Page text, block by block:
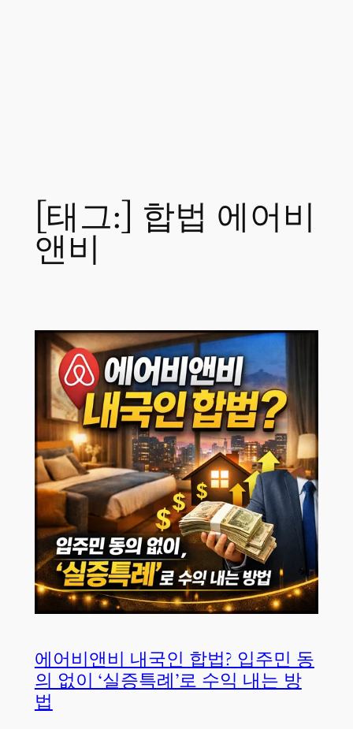
[태그:] 합법 에어비
앤비
에어비앤비 내국인 합법? 입주민 동
의 없이 ‘실증특례’로 수익 내는 방
법